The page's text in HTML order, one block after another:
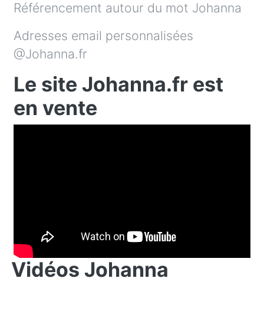
Référencement autour du mot Johanna
Adresses email personnalisées
@Johanna.fr
Le site Johanna.fr est
en vente
Vidéos Johanna